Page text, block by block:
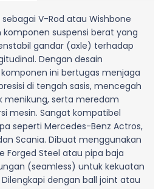
V-Rod atau Wishbone
suspensi berat yang
gandar (axle) terhadap
Dengan desain
ini bertugas menjaga
di tengah sasis, mencegah
menikung, serta meredam
mesin. Sangat kompatibel
seperti Mercedes-Benz Actros,
Scania. Dibuat menggunakan
Forged Steel atau pipa baja
(seamless) untuk kekuatan
dengan ball joint atau